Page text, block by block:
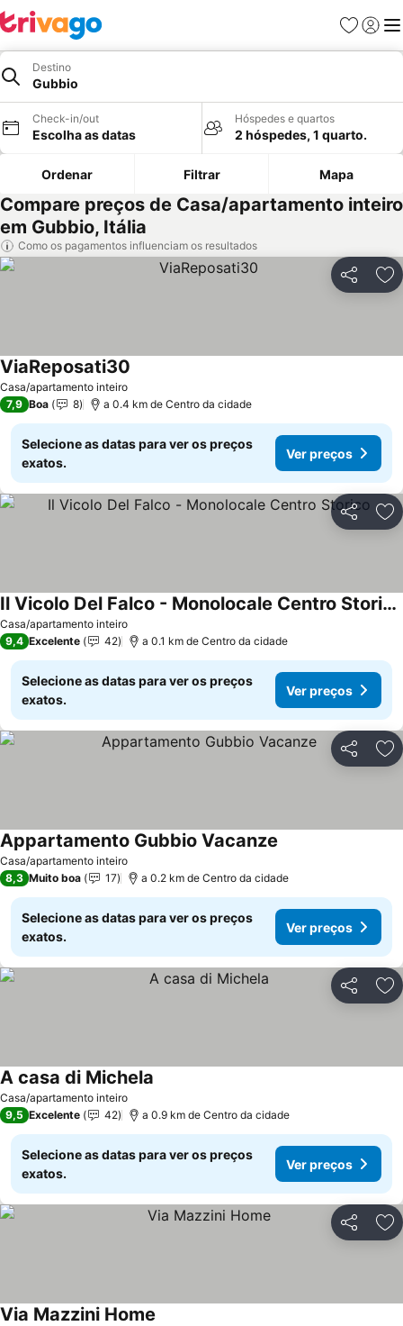
Favoritos
Iniciar
Destino
Gubbio
Check-in/out
Escolha as datas
Hóspedes e quartos
2 hóspedes, 1 quarto.
Ordenar Filtrar Mapa
Compare preços de Casa/apartamento inteiro
em Gubbio, Itália
Como os pagamentos influenciam os resultados
Partilhar
Casa/apartamento inteiro
ViaReposati30
7,9 Boa 8 a 0.4 km de Centro da cidade
Selecione as datas para ver os preços
exatos.
Ver preços
Partilhar
Casa/apartamento inteiro
Il Vicolo Del Falco - Monolocale Centro Storico
9,4 Excelente 42 a 0.1 km de Centro da cidade
Selecione as datas para ver os preços
exatos.
Ver preços
Partilhar
Casa/apartamento inteiro
Appartamento Gubbio Vacanze
8,3 Muito boa 17 a 0.2 km de Centro da cidade
Selecione as datas para ver os preços
exatos.
Ver preços
Partilhar
Casa/apartamento inteiro
A casa di Michela
9,5 Excelente 42 a 0.9 km de Centro da cidade
Selecione as datas para ver os preços
exatos.
Ver preços
Partilhar
Via Mazzini Home